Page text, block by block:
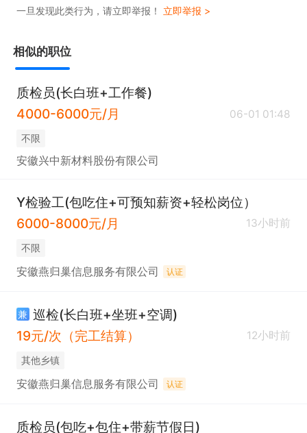
一旦发现此类行为，请立即举报！ 立即举报 >
相似的职位
质检员(长白班+工作餐)
4000-6000元/月
06-01 01:48
不限
安徽兴中新材料股份有限公司
Y检验工(包吃住+可预知薪资+轻松岗位）
6000-8000元/月
13小时前
不限
安徽燕归巢信息服务有限公司 认证
兼 巡检(长白班+坐班+空调)
19元/次（完工结算）
12小时前
其他乡镇
安徽燕归巢信息服务有限公司 认证
质检员(包吃+包住+带薪节假日)